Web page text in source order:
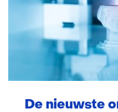
De nieuwste